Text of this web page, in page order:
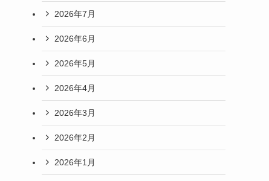
2026年7月
2026年6月
2026年5月
2026年4月
2026年3月
2026年2月
2026年1月